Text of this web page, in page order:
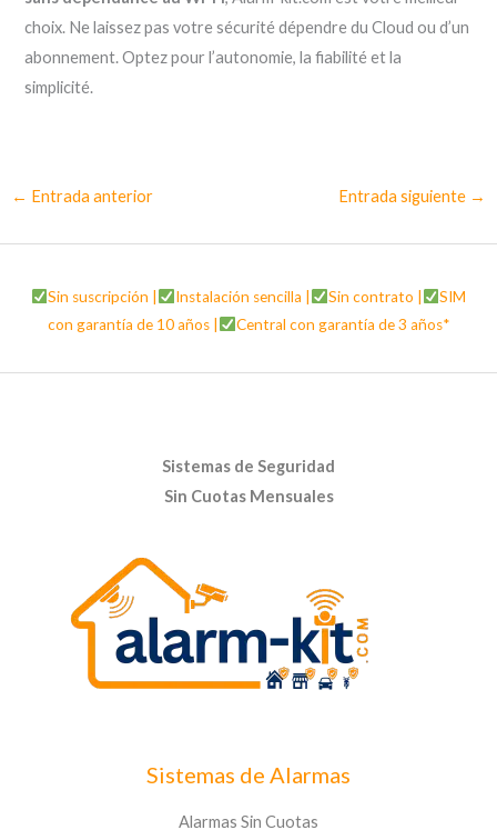
choix. Ne laissez pas votre sécurité dépendre du Cloud ou d’un
abonnement. Optez pour l’autonomie, la fiabilité et la
simplicité.
← Entrada anterior Entrada siguiente →
Sin suscripción | Instalación sencilla | Sin contrato |
SIM
con garantía de 10 años |
Central con garantía de 3 años*
Sistemas de Seguridad
Sin Cuotas Mensuales
Sistemas de Alarmas
Alarmas Sin Cuotas